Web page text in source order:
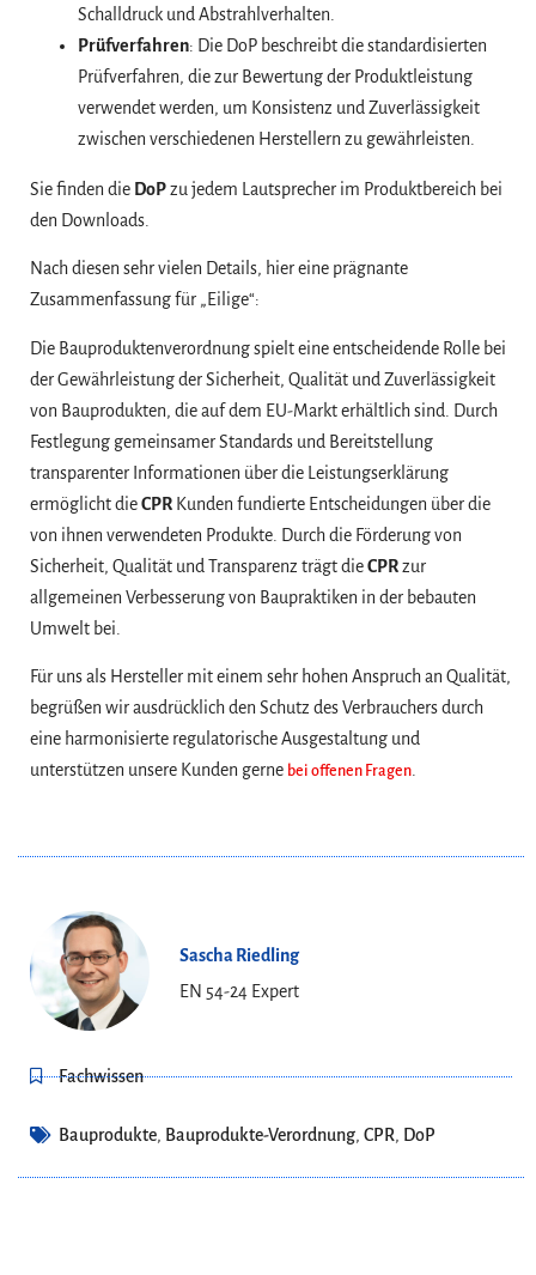
Schalldruck und Abstrahlverhalten.
Prüfverfahren: Die DoP beschreibt die standardisierten
Prüfverfahren, die zur Bewertung der Produktleistung
verwendet werden, um Konsistenz und Zuverlässigkeit
zwischen verschiedenen Herstellern zu gewährleisten.
Sie finden die DoPzu jedem Lautsprecher im Produktbereich bei
den Downloads.
Nach diesen sehr vielen Details, hier eine prägnante
Zusammenfassung für „Eilige“:
Die Bauproduktenverordnung spielt eine entscheidende Rolle bei
der Gewährleistung der Sicherheit, Qualität und Zuverlässigkeit
von Bauprodukten, die auf dem EU-Markt erhältlich sind. Durch
Festlegung gemeinsamer Standards und Bereitstellung
transparenter Informationen über die Leistungserklärung
ermöglicht dieCPR Kunden fundierte Entscheidungen über die
von ihnen verwendeten Produkte. Durch die Förderung von
Sicherheit, Qualität und Transparenz trägt dieCPRzur
allgemeinen Verbesserung von Baupraktiken in der bebauten
Umwelt bei.
Für uns als Hersteller mit einem sehr hohen Anspruch an Qualität,
begrüßen wir ausdrücklich den Schutz des Verbrauchers durch
eine harmonisierte regulatorische Ausgestaltung und
unterstützen unsere Kunden gerne bei offenen Fragen
Sascha Riedling
EN 54-24 Expert
Fachwissen
Bauprodukte, Bauprodukte-Verordnung, CPR, DoP